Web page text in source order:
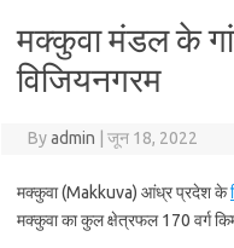
मक्कुवा मंडल के
विजियनगरम
Byadmin जून 18, 2022
मक्कुवा (Makkuva) आंध्र प्रदेश के
मक्कुवा का कुल क्षेत्रफल 170 वर्ग